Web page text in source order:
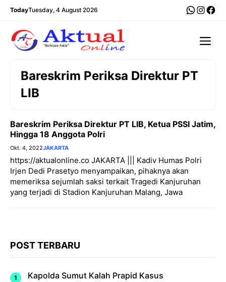
Langsung
TodayTuesday, 4 August 2026
Bareskrim Periksa Direktur PT
LIB
Bareskrim Periksa Direktur PT LIB, Ketua PSSI Jatim,
Hingga 18 Anggota Polri
Okt. 4, 2022JAKARTA
https://aktualonline.co JAKARTA ||| Kadiv Humas Polri
Irjen Dedi Prasetyo menyampaikan, pihaknya akan
memeriksa sejumlah saksi terkait Tragedi Kanjuruhan
yang terjadi di Stadion Kanjuruhan Malang, Jawa
POST TERBARU
Kapolda Sumut Kalah Prapid Kasus